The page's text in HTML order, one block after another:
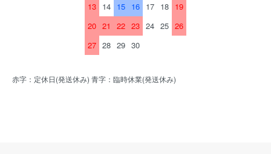
13 14 15 16 17 18 19
20 21 22 23 24 25 26
27 28 29 30
赤字：定休日(発送休み) 青字：臨時休業(発送休み)